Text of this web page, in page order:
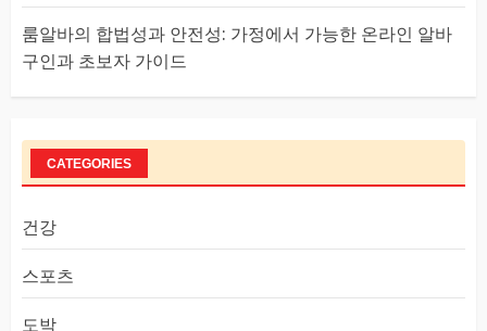
룸알바의 합법성과 안전성: 가정에서 가능한 온라인 알바
구인과 초보자 가이드
CATEGORIES
건강
스포츠
도박